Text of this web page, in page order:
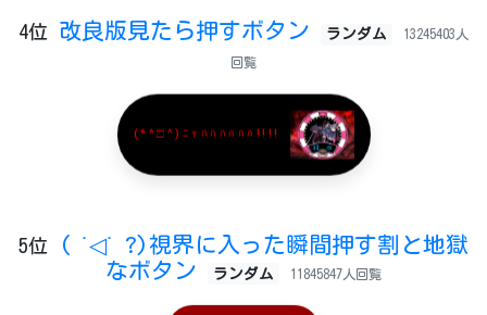
4位 改良版見たら押すボタン ランダム 13245403人
回覧
(*^□^)ﾆｬﾊﾊﾊﾊﾊﾊ!!!!
5位
( ˙◁˙ ?)視界に入った瞬間押す割と地獄
なボタン
ランダム 11845847人回覧